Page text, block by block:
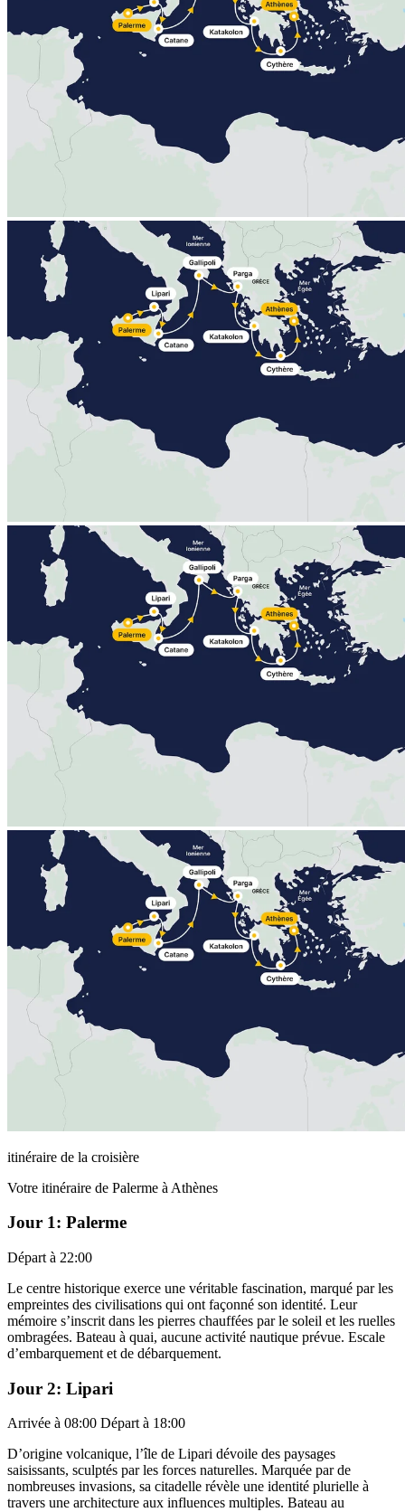
itinéraire de la croisière
Votre itinéraire de Palerme à Athènes
Jour 1: Palerme
Départ à 22:00
Le centre historique exerce une véritable fascination, marqué par les
empreintes des civilisations qui ont façonné son identité. Leur
mémoire s’inscrit dans les pierres chauffées par le soleil et les ruelles
ombragées. Bateau à quai, aucune activité nautique prévue. Escale
d’embarquement et de débarquement.
Jour 2: Lipari
Arrivée à 08:00 Départ à 18:00
D’origine volcanique, l’île de Lipari dévoile des paysages
saisissants, sculptés par les forces naturelles. Marquée par de
nombreuses invasions, sa citadelle révèle une identité plurielle à
travers une architecture aux influences multiples. Bateau au